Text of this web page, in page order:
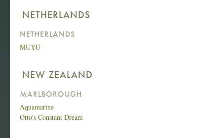
NETHERLANDS
NETHERLANDS
MUYU
NEW ZEALAND
MARLBOROUGH
Aquamarine
Otto's Constant Dream